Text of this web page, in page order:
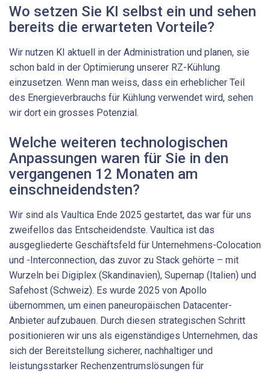
Wo setzen Sie KI selbst ein und sehen
bereits die erwarteten Vorteile?
Wir nutzen KI aktuell in der Administration und planen, sie
schon bald in der Optimierung unserer RZ-Kühlung
einzusetzen. Wenn man weiss, dass ein erheblicher Teil
des Energieverbrauchs für Kühlung verwendet wird, sehen
wir dort ein grosses Potenzial.
Welche weiteren technologischen
Anpassungen waren für Sie in den
vergangenen 12 Monaten am
einschneidendsten?
Wir sind als Vaultica Ende 2025 gestartet, das war für uns
zweifellos das Entscheidendste. Vaultica ist das
ausgegliederte Geschäftsfeld für Unternehmens-Colocation
und -Interconnection, das zuvor zu Stack gehörte – mit
Wurzeln bei Digiplex (Skandinavien), Supernap (Italien) und
Safehost (Schweiz). Es wurde 2025 von Apollo
übernommen, um einen paneuro­päischen Datacenter-
Anbieter aufzubauen. Durch diesen strategischen Schritt
positionieren wir uns als eigenständiges Unternehmen, das
sich der Bereitstellung sicherer, nachhaltiger und
leistungsstarker Rechenzentrumslösungen für